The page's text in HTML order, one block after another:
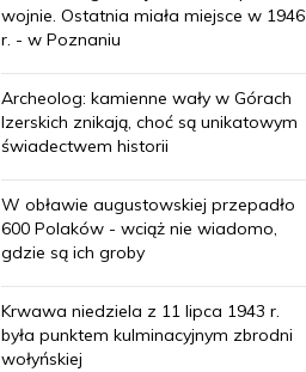
wojnie. Ostatnia miała miejsce w 1946
r. - w Poznaniu
Archeolog: kamienne wały w Górach
Izerskich znikają, choć są unikatowym
świadectwem historii
W obławie augustowskiej przepadło
600 Polaków - wciąż nie wiadomo,
gdzie są ich groby
Krwawa niedziela z 11 lipca 1943 r.
była punktem kulminacyjnym zbrodni
wołyńskiej